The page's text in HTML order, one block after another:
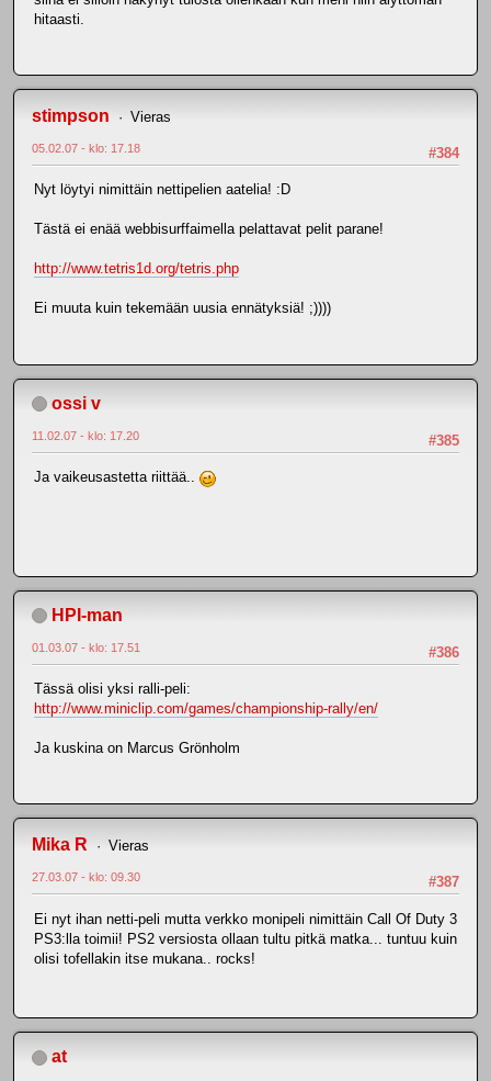
hitaasti.
stimpson Vieras
#384
05.02.07 - klo: 17.18
Nyt löytyi nimittäin nettipelien aatelia! :D
Tästä ei enää webbisurffaimella pelattavat pelit parane!
http://www.tetris1d.org/tetris.php
Ei muuta kuin tekemään uusia ennätyksiä! ;))))
ossi v
#385
11.02.07 - klo: 17.20
Ja vaikeusastetta riittää..
HPI-man
#386
01.03.07 - klo: 17.51
Tässä olisi yksi ralli-peli:
http://www.miniclip.com/games/championship-rally/en/
Ja kuskina on Marcus Grönholm
Mika R Vieras
#387
27.03.07 - klo: 09.30
Ei nyt ihan netti-peli mutta verkko monipeli nimittäin Call Of Duty 3
PS3:lla toimii! PS2 versiosta ollaan tultu pitkä matka... tuntuu kuin
olisi tofellakin itse mukana.. rocks!
at